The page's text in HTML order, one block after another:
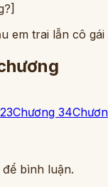
em trai lẫn cô
3Chương 34
bình luận.